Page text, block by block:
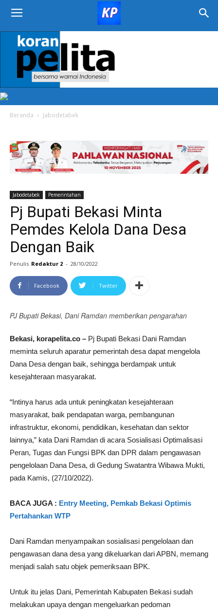
KORAN
PELITA
Beranda Jabodetabek
Jabodetabek Pemerintahan
Pj Bupati Bekasi Minta
Pemdes Kelola Dana Desa
Dengan Baik
Penulis Redaktur 2 - 28/10/2022
Facebook Twitter
PJ Bupati Bekasi, Dani Ramdan memberikan pengarahan
Bekasi, korapelita.co – Pj Bupati Bekasi Dani Ramdan
meminta seluruh aparatur pemerintah desa dapat mengelola
Dana Desa dengan baik, sehingga berdampak untuk
kesejahteraan masyarakat.
“Intinya harus ada untuk peningkatan kesejahteraan
masyarakat, baik pendapatan warga, pembangunan
infrastruktur, ekonomi, pendidikan, kesehatan dan sektor
lainnya,” kata Dani Ramdan di acara Sosialisasi Optimalisasi
Peran, Tugas dan Fungsi BPK dan DPR dalam pengawasan
pengelolaan Dana Desa, di Gedung Swatantra Wibawa Mukti,
pada Kamis, (27/10/2022).
BACA JUGA : Entry Meeting, Pemkab Bekasi Optimis
Pertahankan WTP
Dani Ramdan menyampaikan sosialisasi pengelolaan dan
pengawasan dana desa yang dikeluarkan dari APBN, memang
menjadi salah satu objek pemeriksaan BPK.
Untuk itu jelas Dani, Pemerintah Kabupaten Bekasi sudah
melakukan upaya dengan mengeluarkan pedoman